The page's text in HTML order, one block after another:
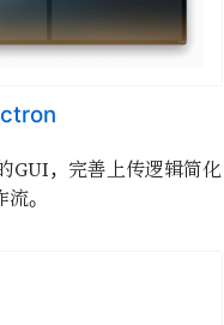
GUI，完善上传逻辑简化
。